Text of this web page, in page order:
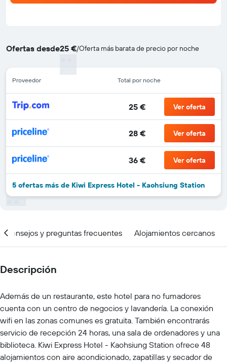
Ofertas desde25 €/Oferta más barata de precio por noche
Proveedor Total por noche
25 € Ver oferta
28 € Ver oferta
36 € Ver oferta
5 ofertas más de Kiwi Express Hotel - Kaohsiung Station
Consejos y preguntas frecuentes Alojamientos cercanos
Descripción
Además de un restaurante, este hotel para no fumadores
cuenta con un centro de negocios y lavandería. La conexión
wifi en las zonas comunes es gratuita. También encontrarás
servicio de recepción 24 horas, una sala de ordenadores y una
biblioteca. Kiwi Express Hotel - Kaohsiung Station ofrece 48
alojamientos con aire acondicionado, zapatillas y secador de